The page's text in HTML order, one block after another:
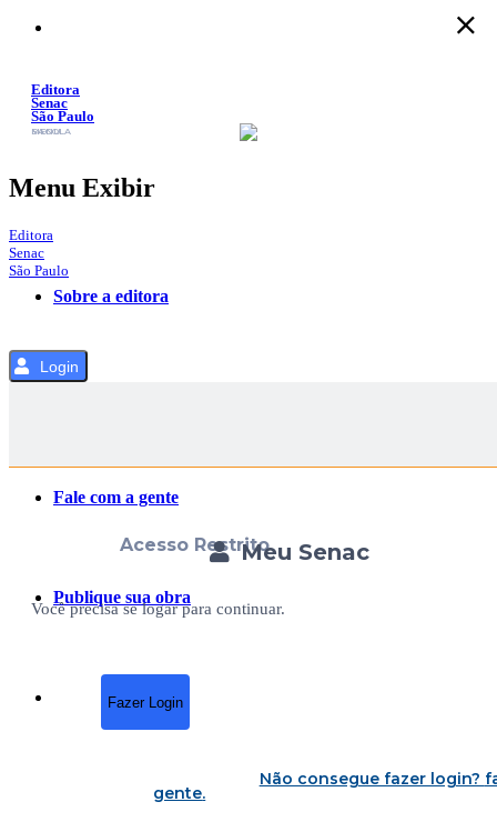
Conteúdo
Editora
Senac
São Paulo
SACOLA
MENU
Menu Exibir
Editora
Senac
São Paulo
Sobre a editora
Fale com a gente
Publique sua obra
Login
Meu Senac
Acesso Restrito
Você precisa se logar para continuar.
Fazer Login
Não consegue fazer login?
gente.